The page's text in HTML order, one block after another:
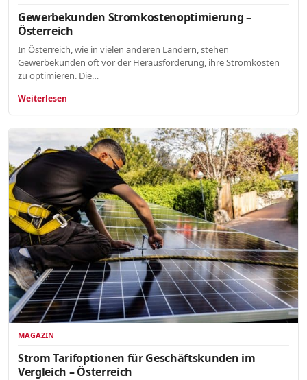
Gewerbekunden Stromkostenoptimierung –
Österreich
In Österreich, wie in vielen anderen Ländern, stehen
Gewerbekunden oft vor der Herausforderung, ihre Stromkosten
zu optimieren. Die…
Weiterlesen
MAGAZIN
Strom Tarifoptionen für Geschäftskunden im
Vergleich – Österreich